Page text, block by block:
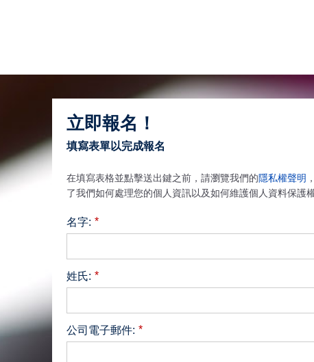
立即報名！
填寫表單以完成報名
在填寫表格並點擊送出鍵之前，請瀏覽我們的隱私權聲明
了我們如何處理您的個人資訊以及如何維護個人資料保護權
*
名字:
*
姓氏:
*
公司電子郵件: